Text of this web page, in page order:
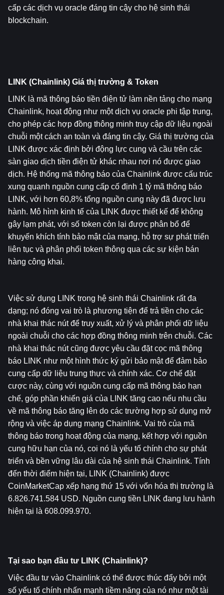
cấp các dịch vụ oracle đáng tin cậy cho hệ sinh thái
blockchain.
LINK (Chainlink) Giá thị trường & Token
LINK là mã thông báo tiền điện tử làm nền tảng cho mạng
Chainlink, hoạt động như một dịch vụ oracle phi tập trung,
cho phép các hợp đồng thông minh truy cập dữ liệu ngoài
chuỗi một cách an toàn và đáng tin cậy. Giá thị trường của
LINK được xác định bởi động lực cung và cầu trên các
sàn giao dịch tiền điện tử khác nhau nơi nó được giao
dịch. Hệ thống mã thông báo của Chainlink được cấu trúc
xung quanh nguồn cung cấp cố định 1 tỷ mã thông báo
LINK, với hơn 60,8% tổng nguồn cung này đã được lưu
hành. Mô hình kinh tế của LINK được thiết kế để không
gây lạm phát, với số token còn lại được phân bổ để
khuyến khích tính bảo mật của mạng, hỗ trợ sự phát triển
liên tục và phân phối token thông qua các sự kiện bán
hàng công khai.
Việc sử dụng LINK trong hệ sinh thái Chainlink rất đa
dạng; nó đóng vai trò là phương tiện để trả tiền cho các
nhà khai thác nút để truy xuất, xử lý và phân phối dữ liệu
ngoài chuỗi cho các hợp đồng thông minh trên chuỗi. Các
nhà khai thác nút cũng được yêu cầu đặt cọc mã thông
báo LINK như một hình thức ký gửi bảo mật để đảm bảo
cung cấp dữ liệu trung thực và chính xác. Cơ chế đặt
cược này, cùng với nguồn cung cấp mã thông báo hạn
chế, góp phần khiến giá của LINK tăng cao nếu nhu cầu
về mã thông báo tăng lên do các trường hợp sử dụng mở
rộng và việc áp dụng mạng Chainlink. Vai trò của mã
thông báo trong hoạt động của mạng, kết hợp với nguồn
cung hữu hạn của nó, coi nó là yếu tố chính cho sự phát
triển và bền vững lâu dài của hệ sinh thái Chainlink. Tính
đến thời điểm hiện tại, LINK (Chainlink) được
CoinMarketCap xếp hạng thứ 15 với vốn hóa thị trường là
6.826.741.584 USD. Nguồn cung tiền LINK đang lưu hành
hiện tại là 608.099.970.
Tại sao bạn đầu tư LINK (Chainlink)?
Việc đầu tư vào Chainlink có thể được thúc đẩy bởi một
số yếu tố chính nhấn mạnh tiềm năng của nó như một tài